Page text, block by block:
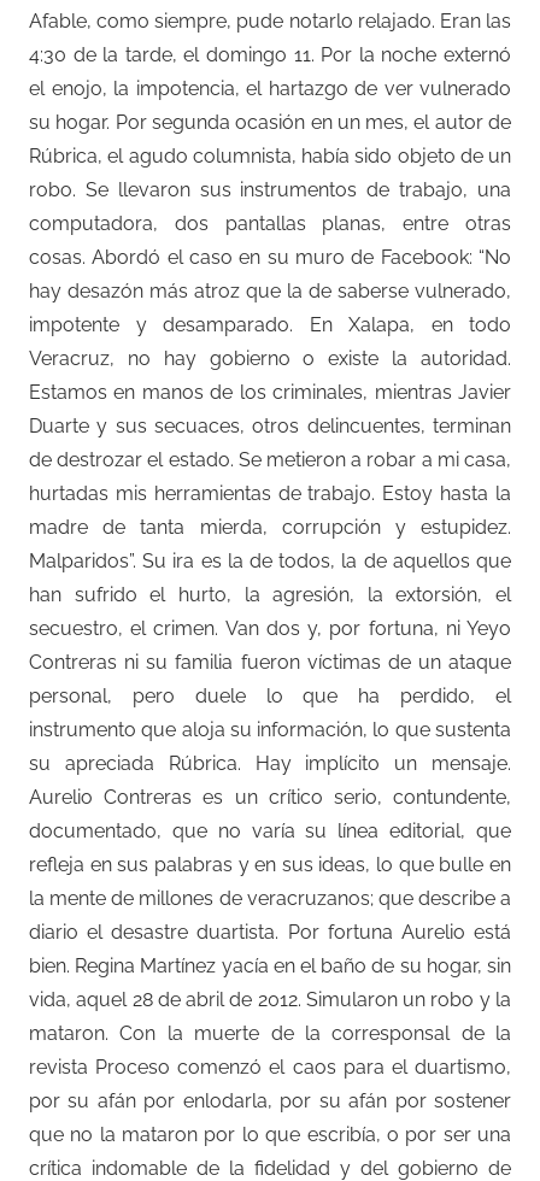
Afable, como siempre, pude notarlo relajado. Eran las
4:30 de la tarde, el domingo 11. Por la noche externó
el enojo, la impotencia, el hartazgo de ver vulnerado
su hogar. Por segunda ocasión en un mes, el autor de
Rúbrica, el agudo columnista, había sido objeto de un
robo. Se llevaron sus instrumentos de trabajo, una
computadora, dos pantallas planas, entre otras
cosas. Abordó el caso en su muro de Facebook: “No
hay desazón más atroz que la de saberse vulnerado,
impotente y desamparado. En Xalapa, en todo
Veracruz, no hay gobierno o existe la autoridad.
Estamos en manos de los criminales, mientras Javier
Duarte y sus secuaces, otros delincuentes, terminan
de destrozar el estado. Se metieron a robar a mi casa,
hurtadas mis herramientas de trabajo. Estoy hasta la
madre de tanta mierda, corrupción y estupidez.
Malparidos”. Su ira es la de todos, la de aquellos que
han sufrido el hurto, la agresión, la extorsión, el
secuestro, el crimen. Van dos y, por fortuna, ni Yeyo
Contreras ni su familia fueron víctimas de un ataque
personal, pero duele lo que ha perdido, el
instrumento que aloja su información, lo que sustenta
su apreciada Rúbrica. Hay implícito un mensaje.
Aurelio Contreras es un crítico serio, contundente,
documentado, que no varía su línea editorial, que
refleja en sus palabras y en sus ideas, lo que bulle en
la mente de millones de veracruzanos; que describe a
diario el desastre duartista. Por fortuna Aurelio está
bien. Regina Martínez yacía en el baño de su hogar, sin
vida, aquel 28 de abril de 2012. Simularon un robo y la
mataron. Con la muerte de la corresponsal de la
revista Proceso comenzó el caos para el duartismo,
por su afán por enlodarla, por su afán por sostener
que no la mataron por lo que escribía, o por ser una
crítica indomable de la fidelidad y del gobierno de